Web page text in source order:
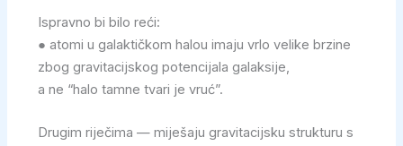
Ispravno bi bilo reći:
● atomi u galaktičkom halou imaju vrlo velike brzine
zbog gravitacijskog potencijala galaksije,
a ne “halo tamne tvari je vruć”.
Drugim riječima — miješaju gravitacijsku strukturu s